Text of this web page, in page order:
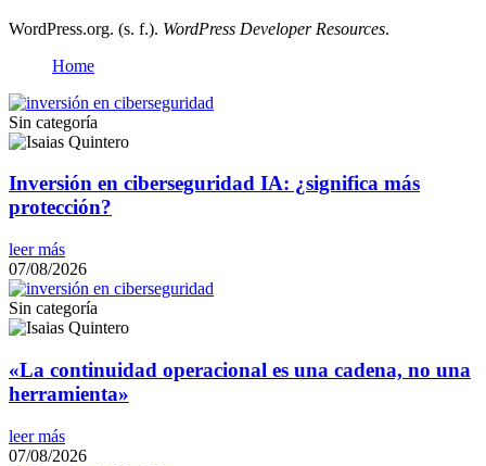
WordPress.org. (s. f.). WordPress Developer Resources.
Home
Sin categoría
Inversión en ciberseguridad IA: ¿significa más
protección?
leer más
07/08/2026
Sin categoría
«La continuidad operacional es una cadena, no una
herramienta»
leer más
07/08/2026